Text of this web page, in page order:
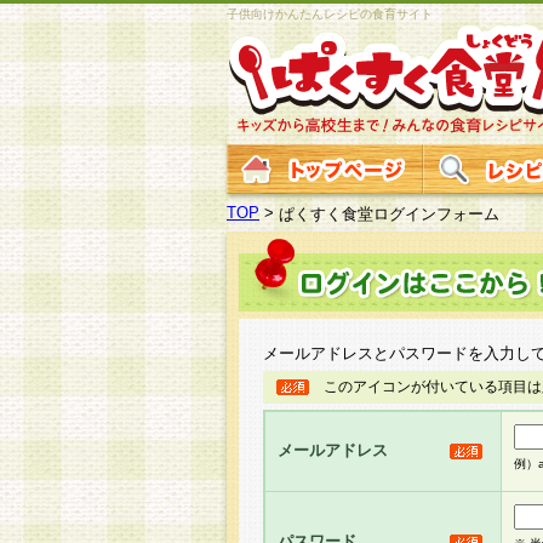
子供向けかんたんレシピの食育サイト
TOP >ぱくすく食堂ログインフォーム
メールアドレスとパスワードを入力し
このアイコンが付いている項目
メールアドレス
例）